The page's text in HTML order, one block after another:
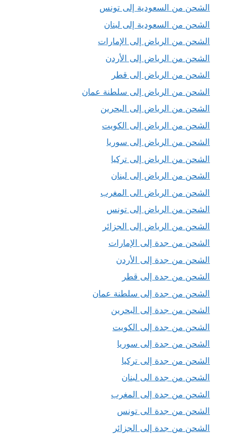
الشحن من السعودية إلى تونس
الشحن من السعودية إلى لبنان
الشحن من الرياض إلى الإمارات
الشحن من الرياض إلى الأردن
الشحن من الرياض إلى قطر
الشحن من الرياض إلى سلطنة عمان
الشحن من الرياض إلى البحرين
الشحن من الرياض إلى الكويت
الشحن من الرياض إلى سوريا
الشحن من الرياض إلى تركيا
الشحن من الرياض إلى لبنان
الشحن من الرياض الى المغرب
الشحن من الرياض إلى تونس
الشحن من الرياض إلى الجزائر
الشحن من جدة إلى الإمارات
الشحن من جدة إلى الأردن
الشحن من جدة إلى قطر
الشحن من جدة إلى سلطنة عمان
الشحن من جدة إلى البحرين
الشحن من جدة إلى الكويت
الشحن من جدة إلى سوريا
الشحن من جدة إلى تركيا
الشحن من جدة الى لبنان
الشحن من جدة إلى المغرب
الشحن من جدة الى تونس
الشحن من جدة إلى الجزائر